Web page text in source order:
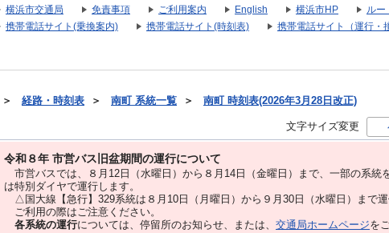
横浜市交通局 免責事項 ご利用案内 English 横浜市HP
ルー
携帯電話サイト(乗換案内)
携帯電話サイト(時刻表) 携帯電話サイト（運行・
＞ 経路・時刻表 ＞ 南町 系統一覧 ＞ 南町 時刻表(2026年3月28日改正)
文字サイズ変更
令和８年 市営バス旧盆期間の運行について
市営バスでは、８⽉12⽇（水曜日）から８⽉14⽇（金曜日）まで、⼀部の系統
は特別ダイヤで運⾏します。
△国大線【急行】329系統は８月10日（月曜日）から９月30日（水曜日）まで
ご利用の際はご注意ください。
各系統の運行については、停留所のお知らせ、または、 交通局ホームページを